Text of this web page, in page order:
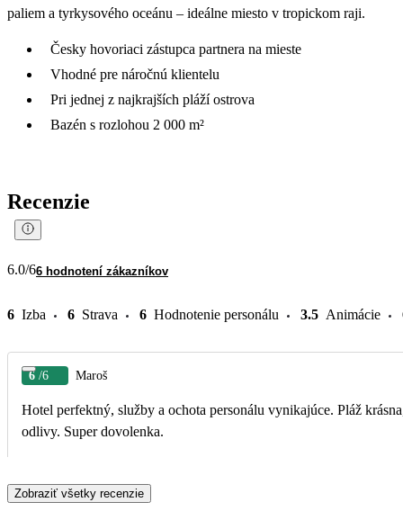
paliem a tyrkysového oceánu – ideálne miesto v tropickom raji.
Česky hovoriaci zástupca partnera na mieste
Vhodné pre náročnú klientelu
Pri jednej z najkrajších pláží ostrova
Bazén s rozlohou 2 000 m²
Recenzie
6.0/66 hodnotení zákazníkov
6 Izba 6 Strava 6 Hodnotenie personálu 3.5 Animácie
6 /6 Maroš
Hotel perfektný, služby a ochota personálu vynikajúce. Pláž
odlivy. Super dovolenka.
Zobraziť všetky recenzie